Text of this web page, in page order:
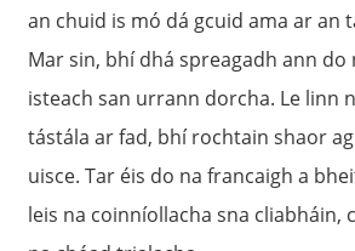
an chuid is mó dá gcuid ama ar an
Mar sin, bhí dhá spreagadh ann do
isteach san urrann dorcha. Le linn
tástála ar fad, bhí rochtain shaor
uisce. Tar éis do na francaigh a
leis na coinníollacha sna cliabháin,